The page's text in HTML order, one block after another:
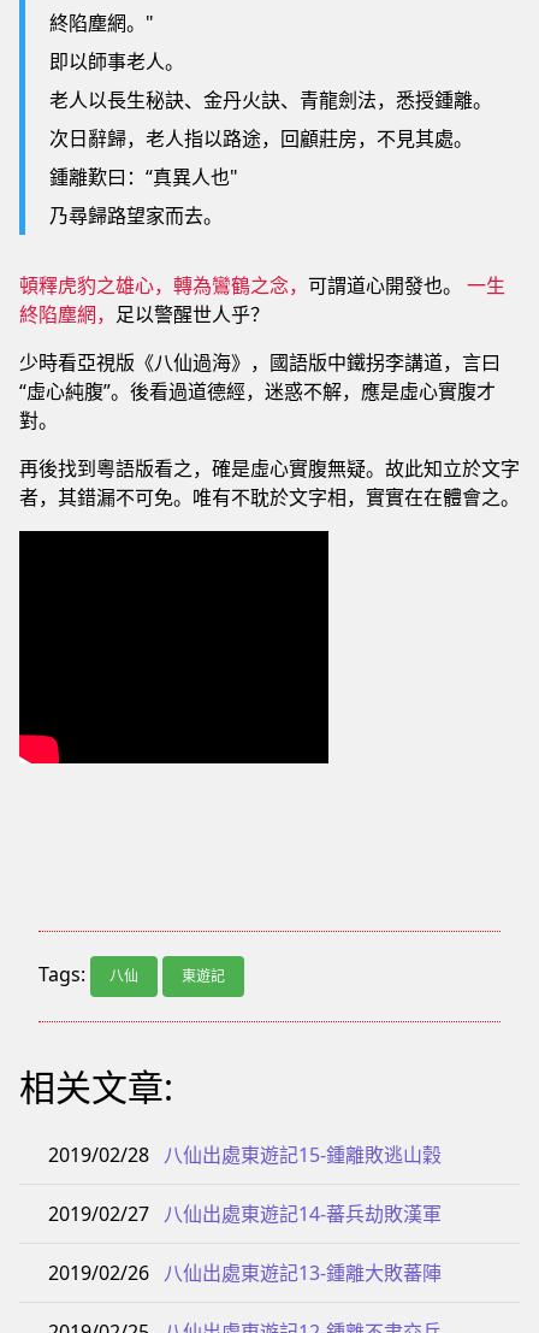
終陷塵網。"
即以師事老人。
老人以長生秘訣、金丹火訣、青龍劍法，悉授鍾離。
次日辭歸，老人指以路途，回顧莊房，不見其處。
鍾離歎曰：“真異人也"
乃尋歸路望家而去。
頓釋虎豹之雄心，轉為鸞鶴之念， 可謂道心開發也。 一生
終陷塵網， 足以警醒世人乎？
少時看亞視版《八仙過海》，國語版中鐵拐李講道，言曰
“虛心純腹”。後看過道德經，迷惑不解，應是虛心實腹才
對。
再後找到粵語版看之，確是虛心實腹無疑。故此知立於文字
者，其錯漏不可免。唯有不耽於文字相，實實在在體會之。
Tags: 八仙 東遊記
相关文章:
2019/02/28 八仙出處東遊記15-鍾離敗逃山穀
2019/02/27 八仙出處東遊記14-蕃兵劫敗漢軍
2019/02/26 八仙出處東遊記13-鍾離大敗蕃陣